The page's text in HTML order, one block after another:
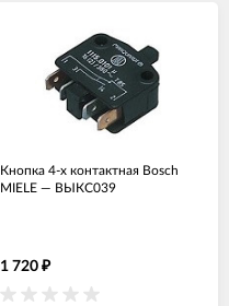
Кнопка 4-х контактная Bosch
MIELE — ВЫКС039
1 720 ₽